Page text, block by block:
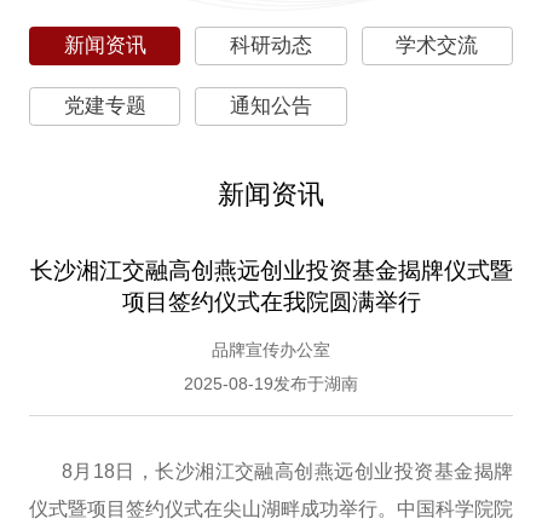
新闻资讯
新闻资讯 科研动态 学术交流
党建专题 通知公告
长沙湘江交融高创燕远创业投资基金揭牌仪式暨
项目签约仪式在我院圆满举行
品牌宣传办公室
2025-08-19发布于湖南
8月18日，长沙湘江交融高创燕远创业投资基金揭牌
仪式暨项目签约仪式在尖山湖畔成功举行。中国科学院院